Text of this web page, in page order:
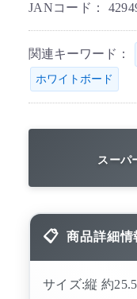
JANコード：
関連キーワード：
ホワイトボード
スーパ
商品詳細情
サイズ:縦 約